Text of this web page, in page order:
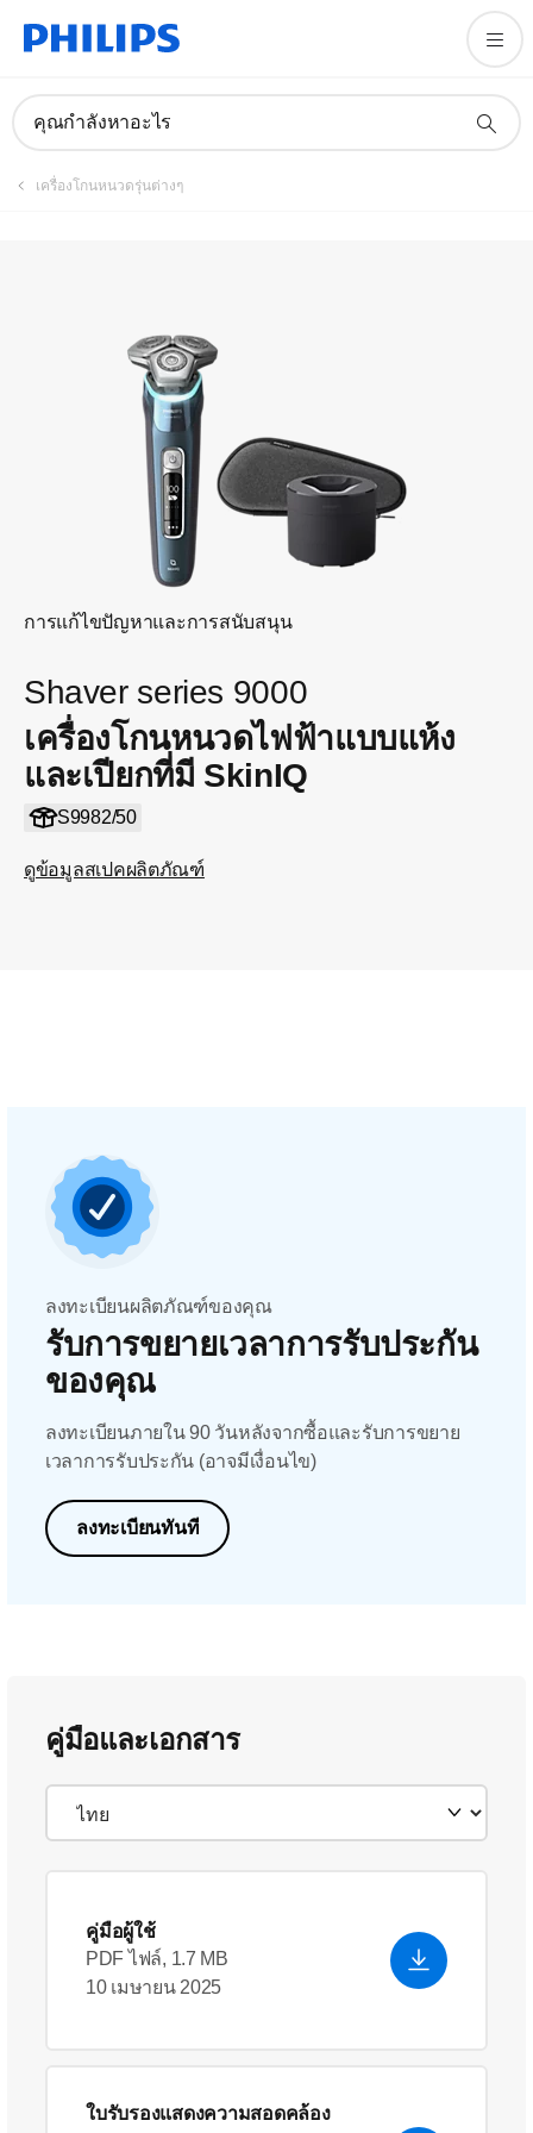
คุณกำลังหาอะไร
เครื่องโกนหนวดรุ่นต่างๆ
การแก้ไขปัญหาและการสนับสนุน
Shaver series 9000
เครื่องโกนหนวดไฟฟ้าแบบแห้ง
และเปียกที่มี SkinIQ
S9982/50
ดูข้อมูลสเปคผลิตภัณฑ์
ลงทะเบียนผลิตภัณฑ์
ลงทะเบียนผลิตภัณฑ์ของคุณ
รับการขยายเวลาการรับประกัน
ของคุณ
ลงทะเบียนภายใน 90 วันหลังจากซื้อและรับการขยาย
เวลาการรับประกัน (อาจมีเงื่อนไข)
ลงทะเบียนทันที
คู่มือและเอกสาร
คู่มือผู้ใช้
PDF ไฟล์, 1.7 MB
10 เมษายน 2025
ใบรับรองแสดงความสอดคล้อง